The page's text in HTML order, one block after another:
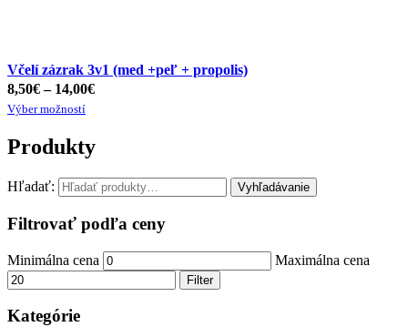
Včelí zázrak 3v1 (med +peľ + propolis)
8,50€– 14,00€
Výber možností
Produkty
Hľadať: Vyhľadávanie
Filtrovať podľa ceny
Minimálna cena Maximálna cena
Filter
Kategórie